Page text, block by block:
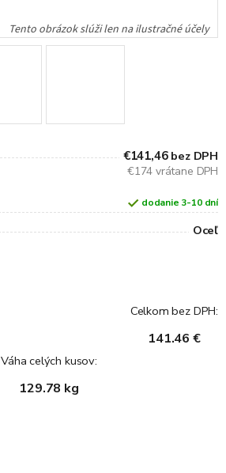
€141,46 bez DPH
€174 vrátane DPH
dodanie 3-10 dní
Oceľ
Váha celých kusov:
129.78 kg
Celkom bez DPH:
141.46 €